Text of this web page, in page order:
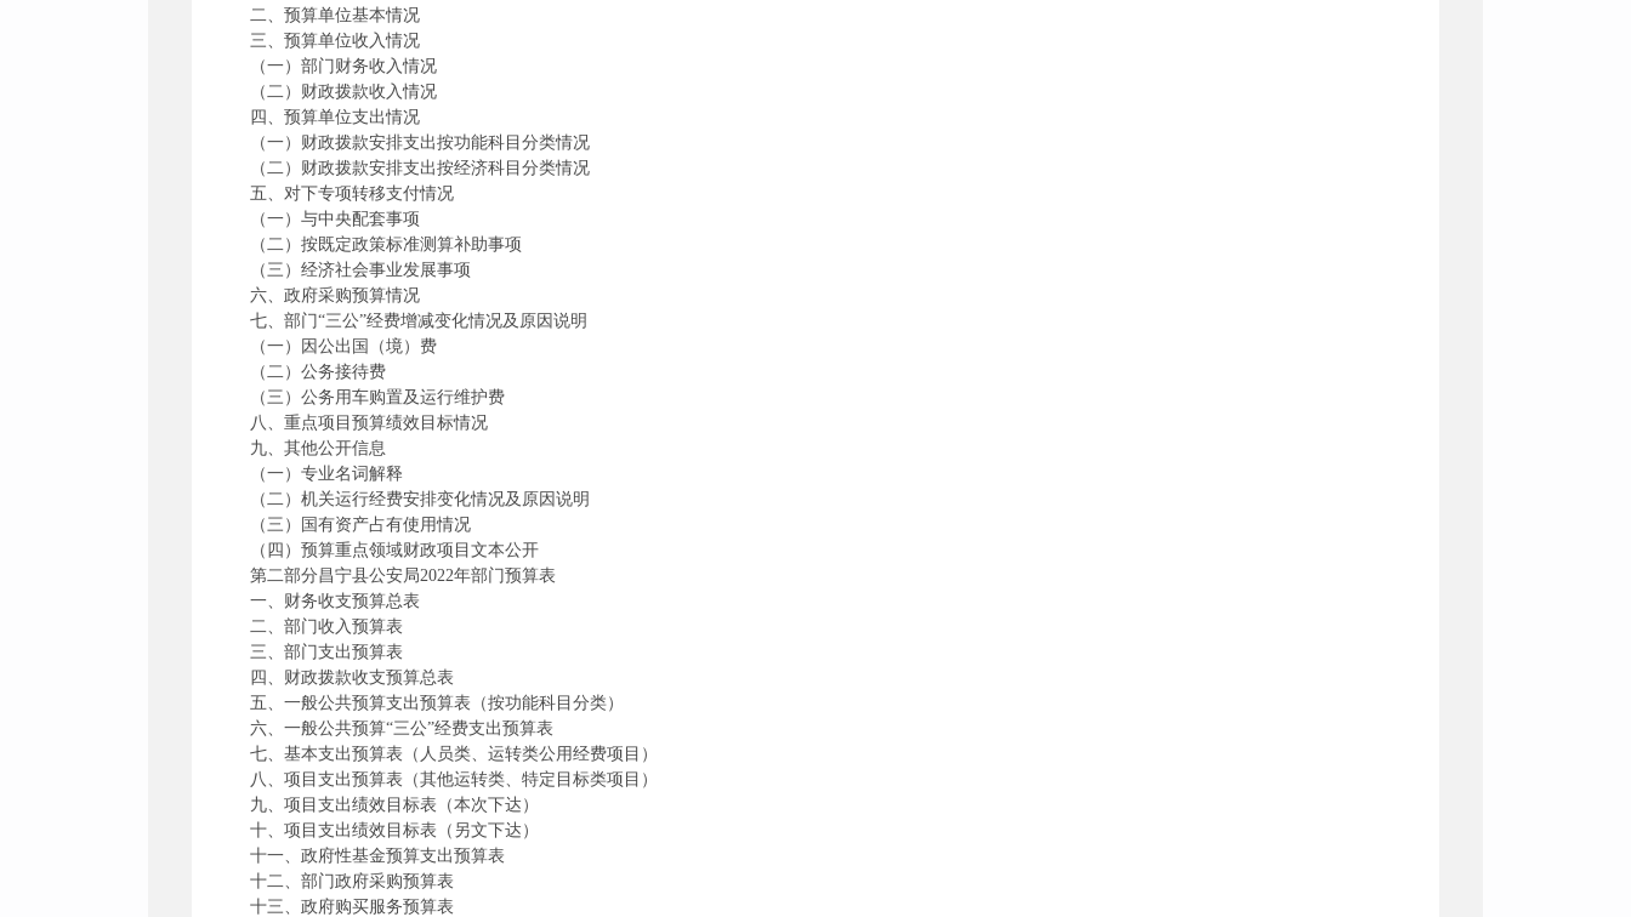
二、预算单位基本情况
三、预算单位收入情况
（一）部门财务收入情况
（二）财政拨款收入情况
四、预算单位支出情况
（一）财政拨款安排支出按功能科目分类情况
（二）财政拨款安排支出按经济科目分类情况
五、对下专项转移支付情况
（一）与中央配套事项
（二）按既定政策标准测算补助事项
（三）经济社会事业发展事项
六、政府采购预算情况
七、部门“三公”经费增减变化情况及原因说明
（一）因公出国（境）费
（二）公务接待费
（三）公务用车购置及运行维护费
八、重点项目预算绩效目标情况
九、其他公开信息
（一）专业名词解释
（二）机关运行经费安排变化情况及原因说明
（三）国有资产占有使用情况
（四）预算重点领域财政项目文本公开
第二部分昌宁县公安局2022年部门预算表
一、财务收支预算总表
二、部门收入预算表
三、部门支出预算表
四、财政拨款收支预算总表
五、一般公共预算支出预算表（按功能科目分类）
六、一般公共预算“三公”经费支出预算表
七、基本支出预算表（人员类、运转类公用经费项目）
八、项目支出预算表（其他运转类、特定目标类项目）
九、项目支出绩效目标表（本次下达）
十、项目支出绩效目标表（另文下达）
十一、政府性基金预算支出预算表
十二、部门政府采购预算表
十三、政府购买服务预算表